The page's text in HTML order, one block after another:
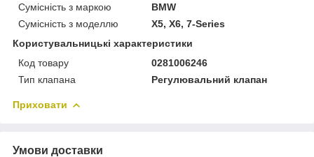
Сумісність з маркою
BMW
Сумісність з моделлю
X5, X6, 7-Series
Користувальницькі характеристики
Код товару
0281006246
Тип клапана
Регулювальний клапан
Приховати
Умови доставки